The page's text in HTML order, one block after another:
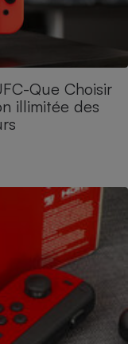
Que Choisir
illimitée des